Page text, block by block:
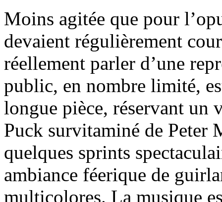
Moins agitée que pour
devaient régulièrement
réellement parler d’une
public, en nombre limité,
longue pièce, réservant un
Puck survitaminé de Peter
quelques sprints
ambiance féerique de
multicolores. La musique